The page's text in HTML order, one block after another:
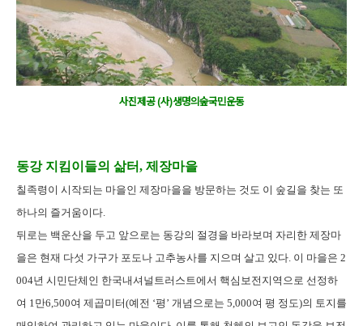
사진제공 (사)생명의숲국민운동
동강 지킴이들의 삶터, 제장마을
칠족령이 시작되는 마을인 제장마을을 방문하는 것도 이 숲길을 찾는 또
하나의 즐거움이다.
뒤로는 백운산을 두고 앞으로는 동강의 절경을 바라보며 자리한 제장마
을은 현재 다섯 가구가 포도나 고추농사를 지으며 살고 있다. 이 마을은 2
004년 시민단체인 한국내셔널트러스트에서 핵심보전지역으로 선정하
여 1만6,500여 제곱미터(예전 ‘평’ 개념으로는 5,000여 평 정도)의 토지를